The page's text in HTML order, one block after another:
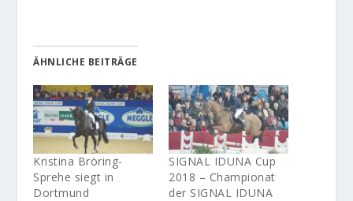
ÄHNLICHE BEITRÄGE
Kristina Bröring-
Sprehe siegt in
Dortmund
SIGNAL IDUNA Cup
2018 – Championat
der SIGNAL IDUNA